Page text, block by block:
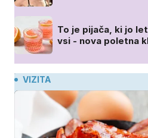
To je pijača, ki jo
vsi - nova poletna
VIZITA